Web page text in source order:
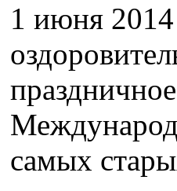
1 июня
самых